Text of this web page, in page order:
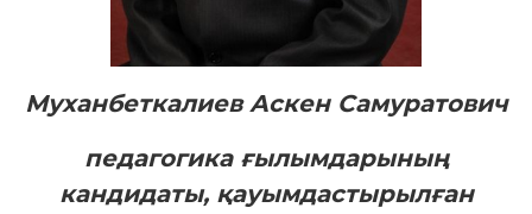
Муханбеткалиев Аскен Самуратович
педагогика ғылымдарының
кандидаты, қауымдастырылған